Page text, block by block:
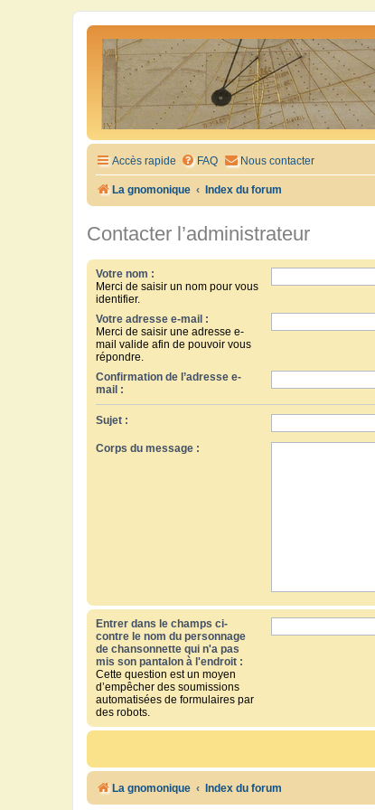
Accès rapide FAQ Nous contacter
La gnomonique Index du forum
Contacter l’administrateur
Votre nom :
Merci de saisir un nom pour vous
identifier.
Votre adresse e-mail :
Merci de saisir une adresse e-
mail valide afin de pouvoir vous
répondre.
Confirmation de l’adresse e-
mail :
Sujet :
Corps du message :
Entrer dans le champs ci-
contre le nom du personnage
de chansonnette qui n'a pas
mis son pantalon à l'endroit :
Cette question est un moyen
d’empêcher des soumissions
automatisées de formulaires par
des robots.
La gnomonique Index du forum